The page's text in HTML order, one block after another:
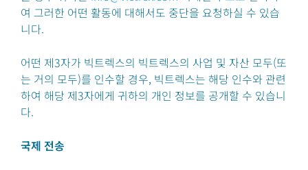
여 그러한 어떤 활동에 대해서도 중단을 요청하실 수 있습
니다.
어떤 제3자가 빅트렉스의 빅트렉스의 사업 및 자산 모두(또
는 거의 모두)를 인수할 경우, 빅트렉스는 해당 인수와 관련
하여 해당 제3자에게 귀하의 개인 정보를 공개할 수 있습니
다.
국제 전송